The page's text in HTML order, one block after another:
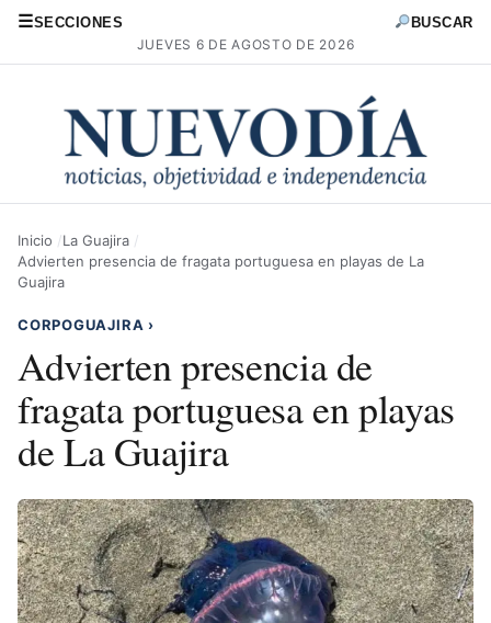
☰SECCIONES
JUEVES 6 DE AGOSTO DE 2026
BUSCAR
Inicio
La Guajira
Advierten presencia de fragata portuguesa en playas de La
Guajira
CORPOGUAJIRA ›
Advierten presencia de
fragata portuguesa en playas
de La Guajira